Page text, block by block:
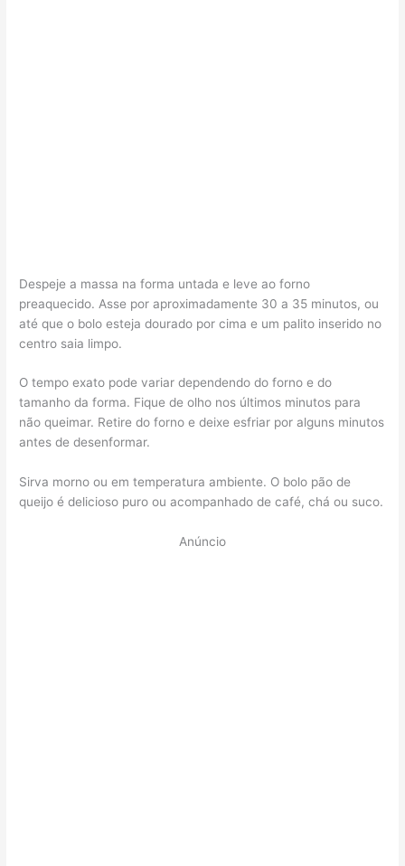
Despeje a massa na forma untada e leve ao forno
preaquecido. Asse por aproximadamente 30 a 35 minutos, ou
até que o bolo esteja dourado por cima e um palito inserido no
centro saia limpo.
O tempo exato pode variar dependendo do forno e do
tamanho da forma. Fique de olho nos últimos minutos para
não queimar. Retire do forno e deixe esfriar por alguns minutos
antes de desenformar.
Sirva morno ou em temperatura ambiente. O bolo pão de
queijo é delicioso puro ou acompanhado de café, chá ou suco.
Anúncio